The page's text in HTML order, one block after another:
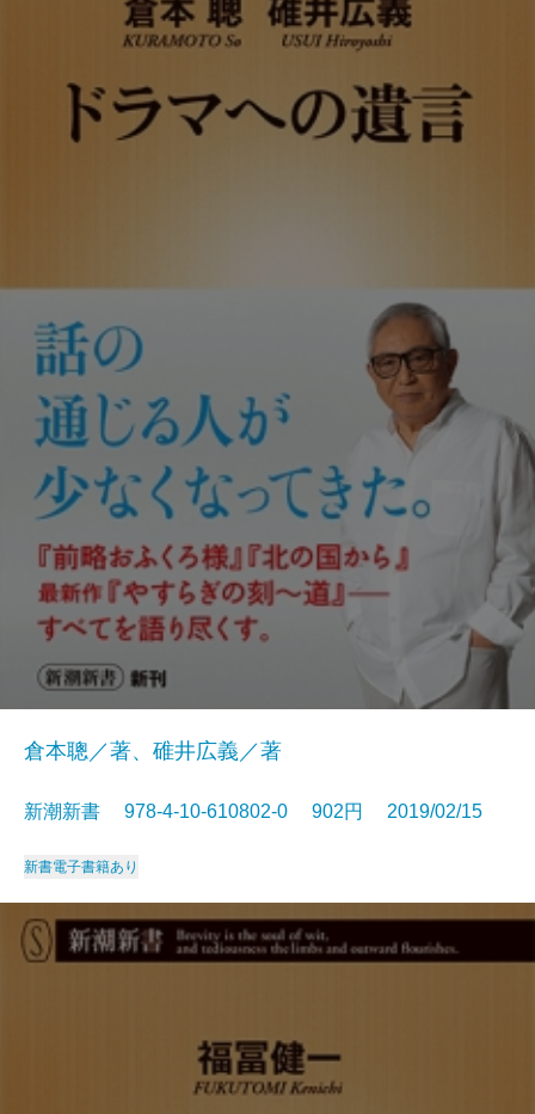
倉本聰／著、碓井広義／著
新潮新書 978-4-10-610802-0 902円 2019/02/15
新書電子書籍あり